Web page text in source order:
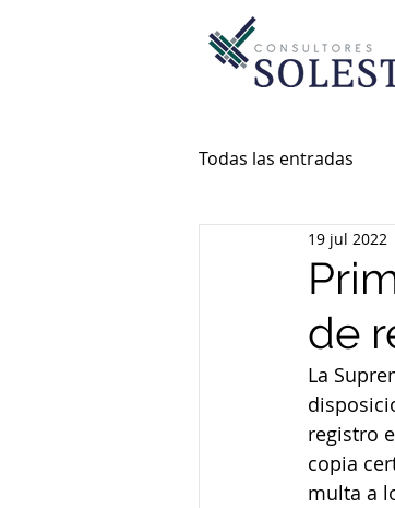
Todas las entradas
de
19 jul 2022
La
registro
copia
multa a